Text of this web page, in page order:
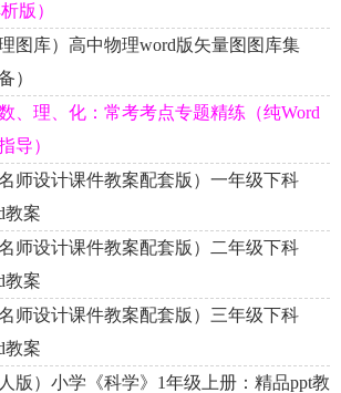
版）
图库）高中物理word版矢量图图库集
）
、理、化：常考考点专题精练（纯Word
导）
师设计课件教案配套版）一年级下科
教案
师设计课件教案配套版）二年级下科
教案
师设计课件教案配套版）三年级下科
教案
版）小学《科学》1年级上册：精品ppt教